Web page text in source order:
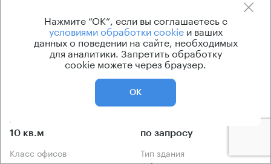
Михайловский 3 с66
Москва, Михайловский проезд, 3 с66
Волгоградский проспект → 1.1 км ~11 мин
440 м → Большой Калитниковский проезд
10 кв.м по запросу
Класс офисов Тип здания
Нажмите “ОК”, если вы соглашаетесь с
условиями обработки cookieи ваших
данных о поведении на сайте, необходимых
для аналитики. Запретить обработку
cookie можете через браузер.
ОК